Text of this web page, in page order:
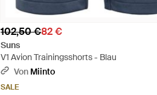
102,50 €82 €
Suns
V1 Avion Trainingsshorts - Blau
Von Miinto
SALE